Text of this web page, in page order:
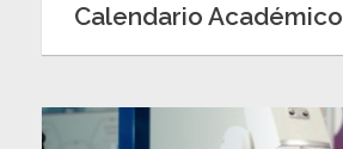
Calendario Académico